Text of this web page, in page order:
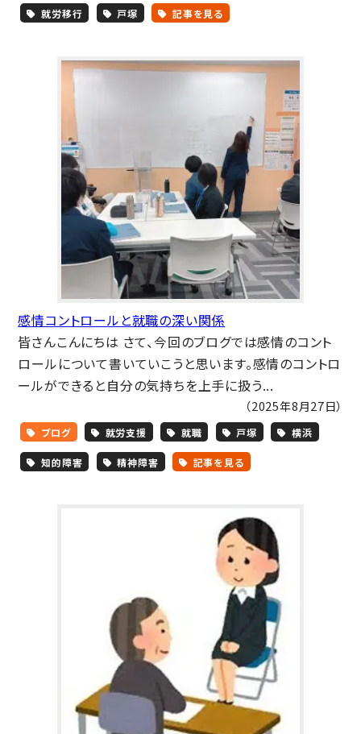
就労移行 戸塚 記事を見る
感情コントロールと就職の深い関係
皆さんこんにちは さて、今回のブログでは感情のコント
ロールについて書いていこうと思います。感情のコントロ
ールができると自分の気持ちを上手に扱う...
（2025年8月27日）
ブログ 就労支援 就職 戸塚 横浜
知的障害 精神障害 記事を見る